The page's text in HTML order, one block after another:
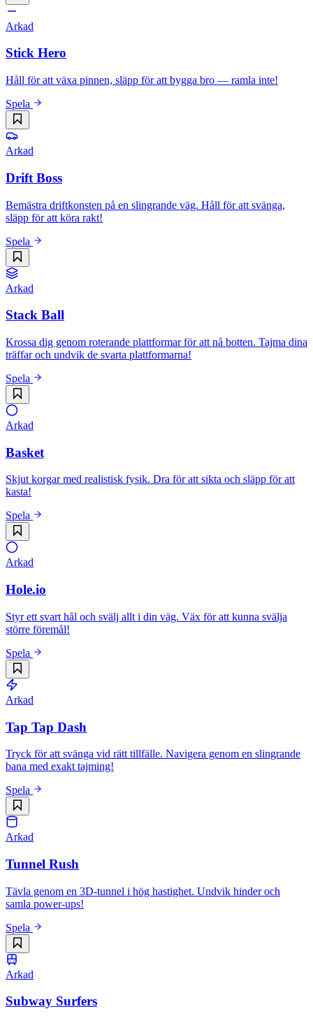
Arkad
Stick Hero
Håll för att växa pinnen, släpp för att bygga bro — ramla inte!
Spela
Arkad
Drift Boss
Bemästra driftkonsten på en slingrande väg. Håll för att svänga,
släpp för att köra rakt!
Spela
Arkad
Stack Ball
Krossa dig genom roterande plattformar för att nå botten. Tajma dina
träffar och undvik de svarta plattformarna!
Spela
Arkad
Basket
Skjut korgar med realistisk fysik. Dra för att sikta och släpp för att
kasta!
Spela
Arkad
Hole.io
Styr ett svart hål och svälj allt i din väg. Väx för att kunna svälja
större föremål!
Spela
Arkad
Tap Tap Dash
Tryck för att svänga vid rätt tillfälle. Navigera genom en slingrande
bana med exakt tajming!
Spela
Arkad
Tunnel Rush
Tävla genom en 3D-tunnel i hög hastighet. Undvik hinder och
samla power-ups!
Spela
Arkad
Subway Surfers